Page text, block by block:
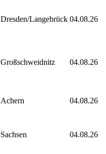
Dresden/Langebrück 04.08.26
Großschweidnitz 04.08.26
Achern 04.08.26
Sachsen 04.08.26